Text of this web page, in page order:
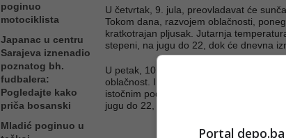
poginuo
motociklista
Japanac u centru
Sarajeva iznenadio
poznatog bh.
fudbalera:
Pogledajte kako
priča bosanski
Mladić poginuo u
U četvrtak, 9. jula, preovladavat će
Tokom dana, razvojem oblačnosti,
kratkotrajan pljusak. Jutarnja
stepeni, na jugu do 22, dok će dnevna
U petak, 10. jula, očekuje se sunčano
oblačnost. I dalje postoji mogućnost
istočnim područjima. Jutarnje
jugu do 22, a dnevne između 29 i 35
Portal